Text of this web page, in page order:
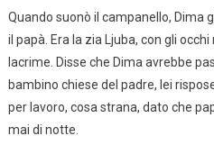
Quando suonò il campanello, Dima
il papà. Era la zia Ljuba, con gli
lacrime. Disse che Dima avrebbe
bambino chiese del padre, lei
per lavoro, cosa strana, dato che
mai di notte.